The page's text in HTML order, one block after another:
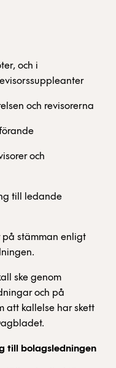
och i
och revisorerna
och
till ledande
på stämman enligt
ske genom
och på
att kallelse har skett
till bolagsledningen